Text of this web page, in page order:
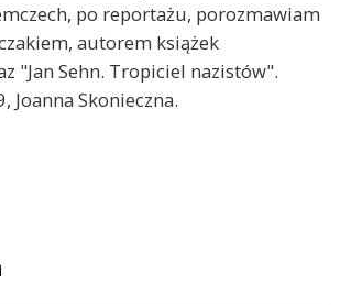
po reportażu, porozmawiam
autorem książek
"Jan Sehn. Tropiciel nazistów".
Joanna Skonieczna.